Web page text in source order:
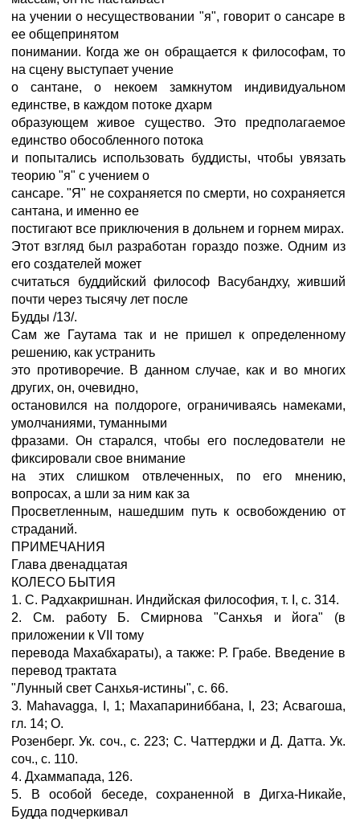
на учении о несуществовании "я", говорит о сансаре в
ее общепринятом
понимании. Когда же он обращается к философам, то
на сцену выступает учение
о сантане, о некоем замкнутом индивидуальном
единстве, в каждом потоке дхарм
образующем живое существо. Это предполагаемое
единство обособленного потока
и попытались использовать буддисты, чтобы увязать
теорию "я" с учением о
сансаре. "Я" не сохраняется по смерти, но сохраняется
сантана, и именно ее
постигают все приключения в дольнем и горнем мирах.
Этот взгляд был разработан гораздо позже. Одним из
его создателей может
считаться буддийский философ Васубандху, живший
почти через тысячу лет после
Будды /13/.
Сам же Гаутама так и не пришел к определенному
решению, как устранить
это противоречие. В данном случае, как и во многих
других, он, очевидно,
остановился на полдороге, ограничиваясь намеками,
умолчаниями, туманными
фразами. Он старался, чтобы его последователи не
фиксировали свое внимание
на этих слишком отвлеченных, по его мнению,
вопросах, а шли за ним как за
Просветленным, нашедшим путь к освобождению от
страданий.
ПРИМЕЧАНИЯ
Глава двенадцатая
КОЛЕСО БЫТИЯ
1. С. Радхакришнан. Индийская философия, т. I, с. 314.
2. См. работу Б. Смирнова "Санхья и йога" (в
приложении к VII тому
перевода Махабхараты), а также: Р. Грабе. Введение в
перевод трактата
"Лунный свет Санхья-истины", с. 66.
3. Mahavagga, I, 1; Махапариниббана, I, 23; Асвагоша,
гл. 14; О.
Розенберг. Ук. соч., с. 223; С. Чаттерджи и Д. Датта. Ук.
соч., с. 110.
4. Дхаммапада, 126.
5. В особой беседе, сохраненной в Дигха-Никайе,
Будда подчеркивал